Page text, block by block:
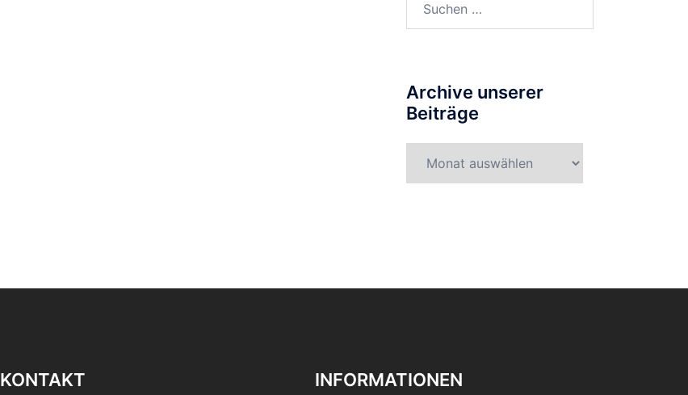
nach:
Archive unserer
Beiträge
unserer
KONTAKT INFORMATIONEN